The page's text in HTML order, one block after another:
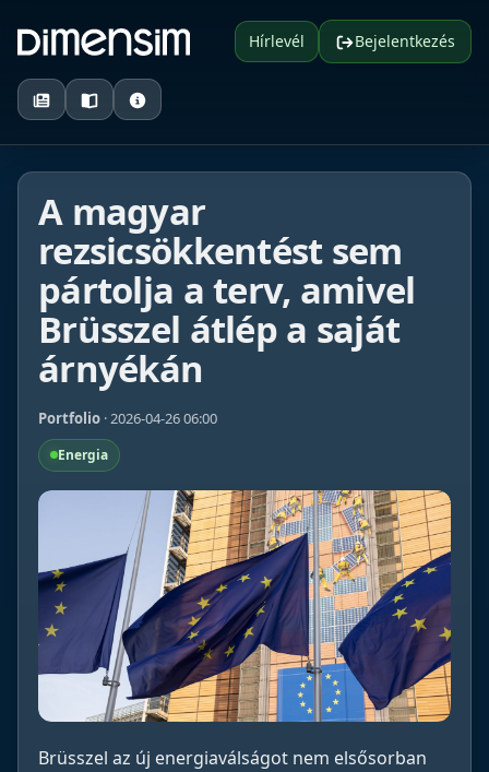
Hírlevél Bejelentkezés
A magyar
rezsicsökkentést sem
pártolja a terv, amivel
Brüsszel átlép a saját
árnyékán
Portfolio · 2026-04-26 06:00
Energia
Brüsszel az új energiaválságot nem elsősorban